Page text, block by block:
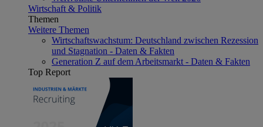
Wirtschaft & Politik
Themen
Weitere Themen
Wirtschaftswachstum: Deutschland zwischen Rezession
und Stagnation - Daten & Fakten
Generation Z auf dem Arbeitsmarkt - Daten & Fakten
Top Report